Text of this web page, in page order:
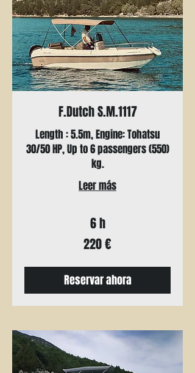
F.Dutch S.M.1117
Length : 5.5m, Engine: Tohatsu
30/50 HP, Up to 6 passengers (550)
kg.
Leer más
6 h
220 €
Reservar ahora